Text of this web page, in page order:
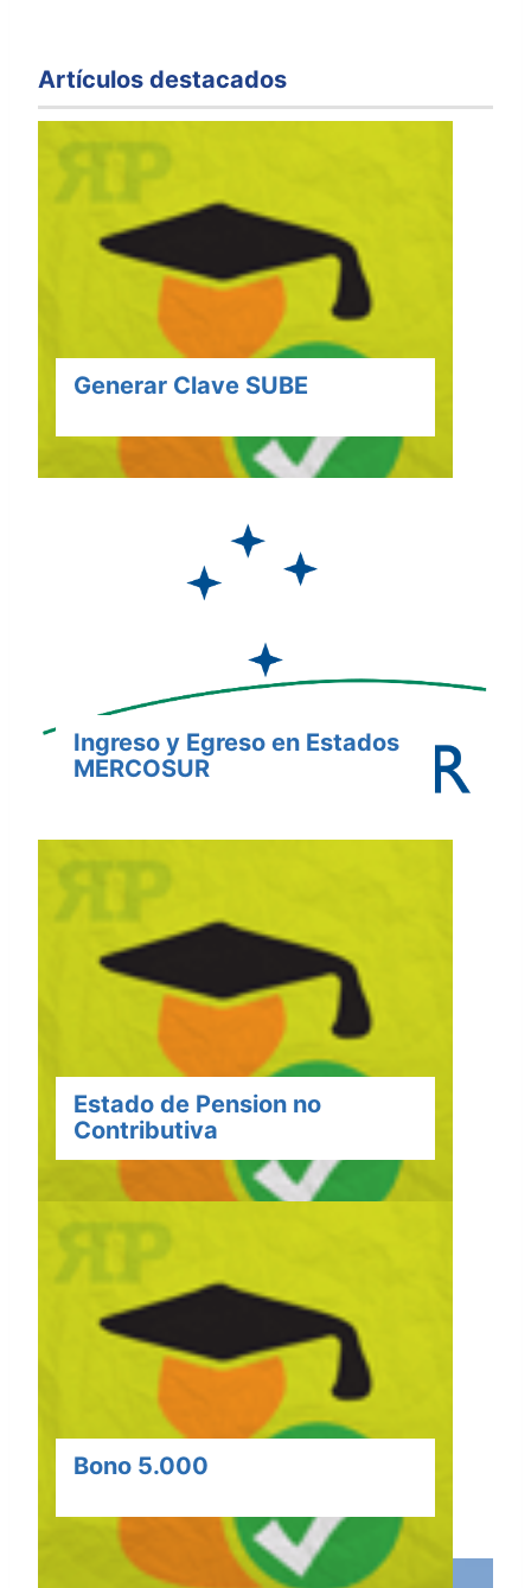
Artículos destacados
Generar Clave SUBE
Ingreso y Egreso en Estados
MERCOSUR
Estado de Pension no
Contributiva
Bono 5.000